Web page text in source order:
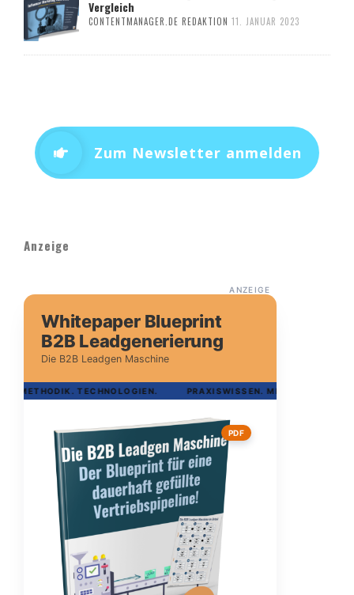
Vergleich
CONTENTMANAGER.DE REDAKTION 11. JANUAR 2023
Zum Newsletter anmelden
Anzeige